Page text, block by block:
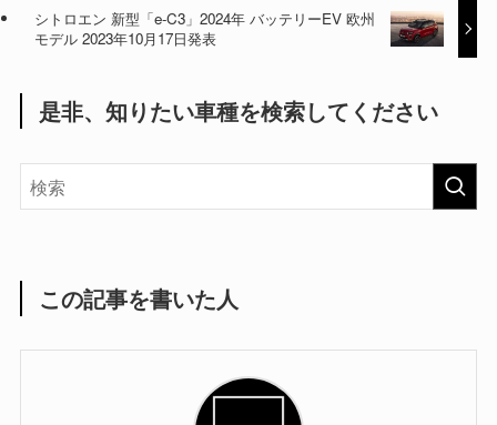
シトロエン 新型「e-C3」2024年 バッテリーEV 欧州
モデル 2023年10月17日発表
是非、知りたい車種を検索してください
この記事を書いた人